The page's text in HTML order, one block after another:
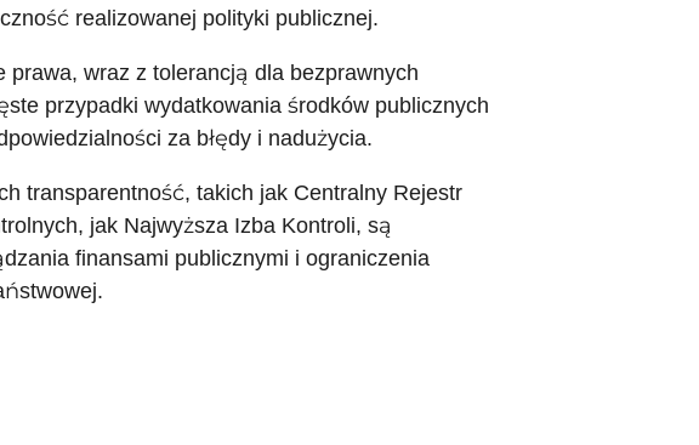
realizowanej polityki publicznej.
wraz z tolerancją dla bezprawnych
przypadki wydatkowania środków publicznych
za błędy i nadużycia.
transparentność, takich jak Centralny Rejestr
jak Najwyższa Izba Kontroli, są
finansami publicznymi i ograniczenia